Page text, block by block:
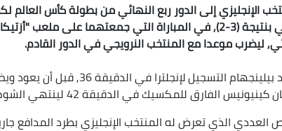
المكسيكي بنتيجة (3-2), في المباراة التي جمعتهما
ليضرب موعدا مع المنتخب النرويجي في الدور القادم.
وافتتح جود بيلينجهام التسجيل
للمكسيك في الدقيقة 42 لينتهي الشوط الأول بتقدم المنتخب الإنجليزي (2-1).